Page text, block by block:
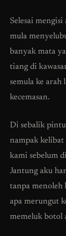
Selesai
mula
banyak mata
tiang di
semula ke arah
kecemasan.
Di sebalik
nampak kelibat
kami sebelum
Jantung aku
tanpa menoleh
apa merungut
memeluk botol